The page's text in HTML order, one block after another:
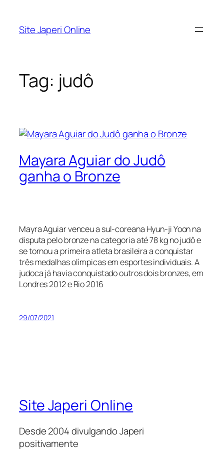
Site Japeri Online
Tag: judô
Mayara Aguiar do Judô
ganha o Bronze
Mayra Aguiar venceu a sul-coreana Hyun-ji Yoon na
disputa pelo bronze na categoria até 78 kg no judô e
se tornou a primeira atleta brasileira a conquistar
três medalhas olímpicas em esportes individuais. A
judoca já havia conquistado outros dois bronzes, em
Londres 2012 e Rio 2016
29/07/2021
Site Japeri Online
Desde 2004 divulgando Japeri
positivamente